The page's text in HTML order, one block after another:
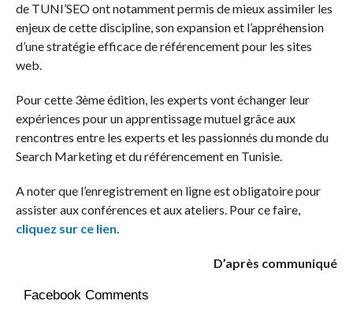
de TUNI’SEO ont notamment permis de mieux assimiler les
enjeux de cette discipline, son expansion et l’appréhension
d’une stratégie efficace de référencement pour les sites
web.
Pour cette 3ème édition, les experts vont échanger leur
expériences pour un apprentissage mutuel grâce aux
rencontres entre les experts et les passionnés du monde du
Search Marketing et du référencement en Tunisie.
A noter que l’enregistrement en ligne est obligatoire pour
assister aux conférences et aux ateliers. Pour ce faire,
cliquez sur ce lien.
D’après communiqué
Facebook Comments